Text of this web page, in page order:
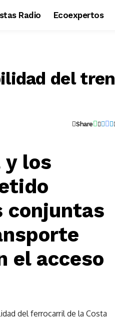
Radio Ecoexpertos
del tren
Share
y los
conjuntas
el acceso
del ferrocarril de la Costa